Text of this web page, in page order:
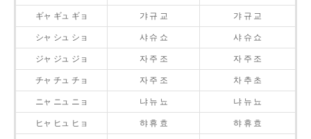
ギャ ギュ ギョ 갸 규 교 갸 규 교
シャ シュ ショ 샤 슈 쇼 샤 슈 쇼
ジャ ジュ ジョ 자 주 조 자 주 조
チャ チュ チョ 자 주 조 차 추 초
ニャ ニュ ニョ 냐 뉴 뇨 냐 뉴 뇨
ヒャ ヒュ ヒョ 햐 휴 효 햐 휴 효